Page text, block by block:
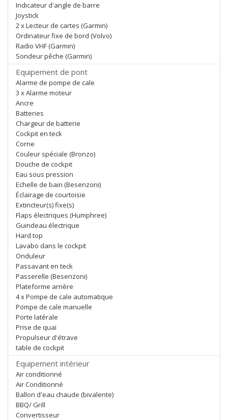
Indicateur d'angle de barre
Joystick
2 x Lecteur de cartes (Garmin)
Ordinateur fixe de bord (Volvo)
Radio VHF (Garmin)
Sondeur pêche (Garmin)
Equipement de pont
Alarme de pompe de cale
3 x Alarme moteur
Ancre
Batteries
Chargeur de batterie
Cockpit en teck
Corne
Couleur spéciale (Bronzo)
Douche de cockpit
Eau sous pression
Echelle de bain (Besenzoni)
Éclairage de courtoisie
Extincteur(s) fixe(s)
Flaps électriques (Humphree)
Guindeau électrique
Hard top
Lavabo dans le cockpit
Onduleur
Passavant en teck
Passerelle (Besenzoni)
Plateforme arrière
4 x Pompe de cale automatique
Pompe de cale manuelle
Porte latérale
Prise de quai
Propulseur d'étrave
table de cockpit
Equipement intérieur
Air conditionné
Air Conditionné
Ballon d'eau chaude (bivalente)
BBQ/ Grill
Convertisseur